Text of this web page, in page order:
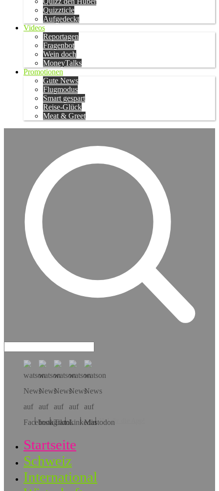
Quizzticle
Aufgedeckt
Videos
Reportagen
Fragenbot
Wein doch
MoneyTalks
Promotionen
Gute News
Flugmodus
Smart gespart
Reise-Glück
Meat & Greet
Hol dir die App!
Startseite
Schweiz
International